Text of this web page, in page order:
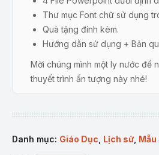
Thư mục Font chữ sử dụng
Quà tặng đính kèm.
Hướng dẫn sử dụng + Bản
Mời chúng mình một ly nước để
thuyết trình ấn tượng này nhé!
tối ưu để người dùng dễ dàng chỉnh
Danh mục: Giáo Dục Lịch sử